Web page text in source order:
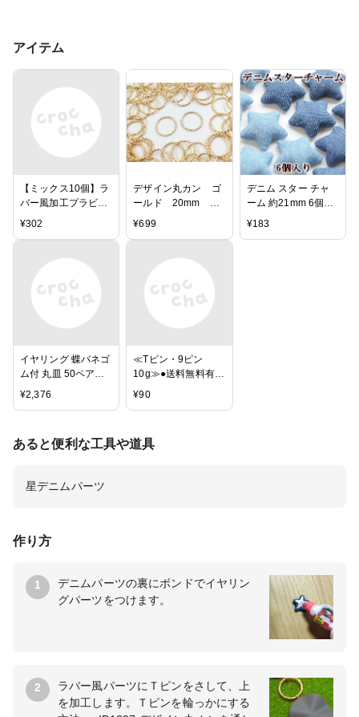
アイテム
【ミックス10個】ラ
バー風加工プラビー
ズ【シックカラー】
ックレスに！ CE-R-
¥302
デザイン丸カン ゴ
ールド 20mm
100個 （AP0467）
¥699
デニム スター チャ
ーム 約21mm 6個入
《 星 ほし 金具 パー
¥183
イヤリング 蝶バネゴ
ム付 丸皿 50ペア
（100個入）
¥2,376
≪Tピン・9ピン
10g≫●送料無料有●
楽天最安値に挑戦●
m/30mm/32mm●
¥90
作り方
1
デニムパーツの裏にボンドでイヤリン
グパーツをつけます。
2
ラバー風パーツにＴピンをさして、上
を加工します。Ｔピンを輪っかにする
あると便利な工具や道具
星デニムパーツ